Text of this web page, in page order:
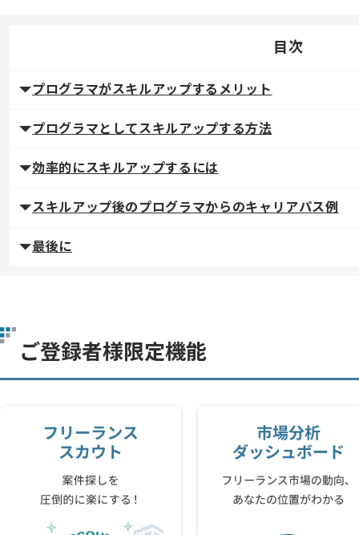
目次
プログラマがスキルアップするメリット
プログラマとしてスキルアップする方法
効率的にスキルアップするには
スキルアップ後のプログラマからのキャリアパス例
最後に
ご登録者様限定機能